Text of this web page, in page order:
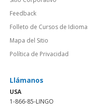
Feedback
Folleto de Cursos de
Mapa del Sitio
Política de Privacidad
Llámanos
USA
1-866-85-LINGO